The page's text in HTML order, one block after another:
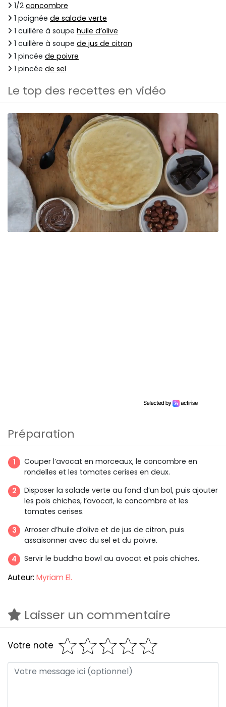
1/2 concombre
1 poignée de salade verte
1 cuillère à soupe huile d’olive
1 cuillère à soupe de jus de citron
1 pincée de poivre
1 pincée de sel
Le top des recettes en vidéo
Préparation
Couper l’avocat en morceaux, le concombre en
rondelles et les tomates cerises en deux.
Disposer la salade verte au fond d’un bol, puis ajouter
les pois chiches, l’avocat, le concombre et les
tomates cerises.
Arroser d’huile d’olive et de jus de citron, puis
assaisonner avec du sel et du poivre.
Servir le buddha bowl au avocat et pois chiches.
Auteur: Myriam El.
Laisser un commentaire
Votre note